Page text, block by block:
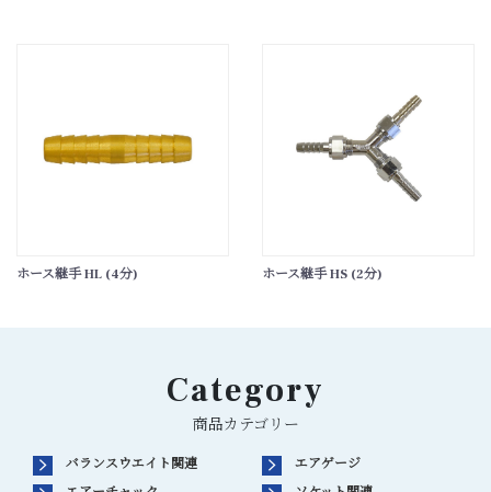
ホース継手 HL (4分) ホース継手 HS (2分)
Category
商品カテゴリー
バランスウエイト関連
エアゲージ